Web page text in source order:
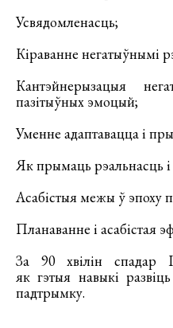
Усвядомленасць;
Кіраванне негатыўнымі
Кантэйнерызацыя
пазітыўных эмоцый;
Уменне адаптавацца і
Як прымаць рэальнасць
Асабістыя межы ў эпоху
Планаванне і асабістая
За 90 хвілін спадар
як гэтыя навыкі
падтрымку.